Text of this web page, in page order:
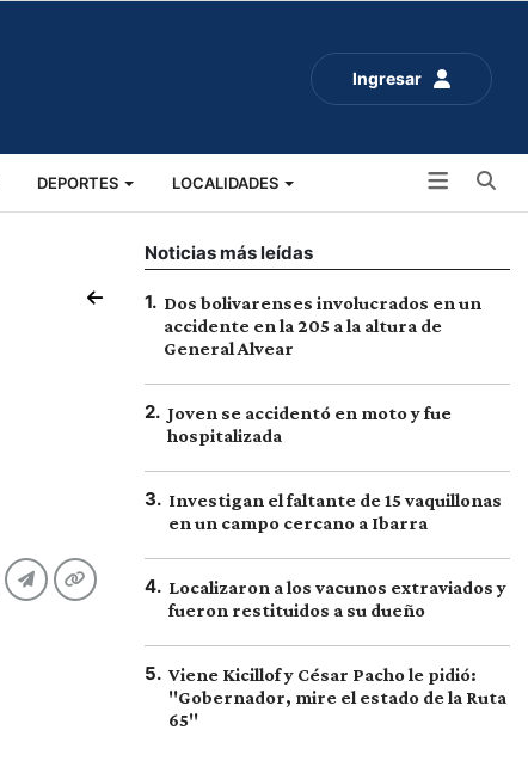
Ingresar
DEPORTES LOCALIDADES
Noticias más leídas
1. Dos bolivarenses involucrados en un
accidente en la 205 a la altura de
General Alvear
2. Joven se accidentó en moto y fue
hospitalizada
3. Investigan el faltante de 15 vaquillonas
en un campo cercano a Ibarra
4. Localizaron a los vacunos extraviados y
fueron restituidos a su dueño
5. Viene Kicillof y César Pacho le pidió:
"Gobernador, mire el estado de la Ruta
65"